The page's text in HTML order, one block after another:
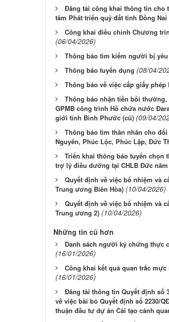
Đăng tải công khai thông tin cho
tâm Phát triển quỹ đất tỉnh Đồng
Công khai điều chỉnh Chương
(06/04/2026)
Thông báo tìm kiếm người bị
Thông báo tuyển dụng (08/04/
Thông báo về việc cấp giấy
Thông báo nhận tiền bồi
GPMB công trình Hồ chứa nước
giới tỉnh Bình Phước (cũ) (09/04/
Thông báo tìm thân nhân cho
Nguyên, Phúc Lộc, Phúc Lập, Đức
Triển khai thông báo tuyển chọn
trợ lý điều dưỡng tại CHLB Đức năm
Quyết định về việc bổ nhiệm và
Trung ương Biên Hòa) (10/04/2026)
Quyết định về việc bổ nhiệm và
Trung ương 2) (10/04/2026)
Những tin cũ hơn
Danh sách người ký chứng thực
(16/01/2026)
Công khai kết quả quan trắc
(16/01/2026)
Đăng tải thông tin Quyết định số
về việc bãi bỏ Quyết định số 2230/
thuận đầu tư dự án Cải tạo cảnh